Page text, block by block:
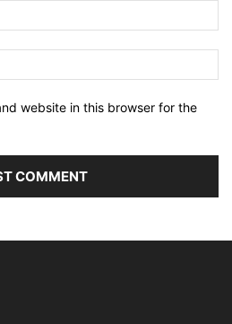
website in this browser for the